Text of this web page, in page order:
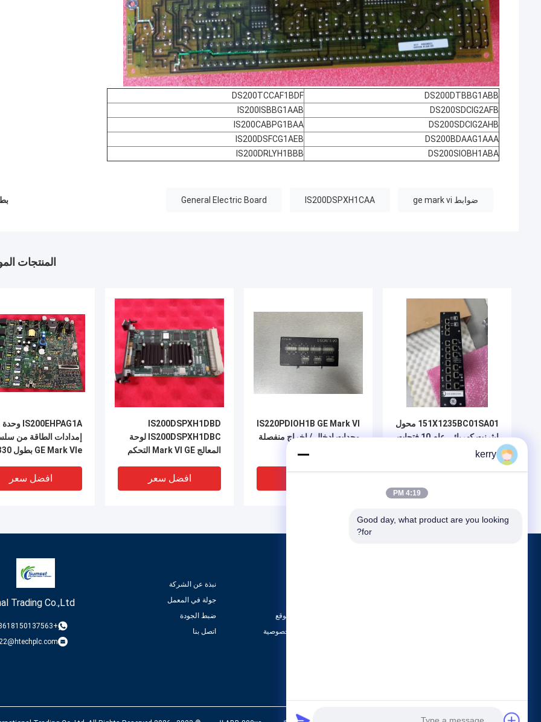
DS200DTBBG1ABB
DS200TCCAF1BDF
DS200SDCIG2AFB
IS200ISBBG1AAB
DS200SDCIG2AHB
IS200CABPG1BAA
DS200BDAAG1AAA
IS200DSFCG1AEB
DS200SIOBH1ABA
IS200DRLYH1BBB
ضوابط ge mark vi IS200DSPXH1CAA
General Electric Board
المنتجات
IS200EHPAG1A وحدة
إمدادات الطاقة من
الطاقة الهيدروليكية
افضل سعر
IS200DSPXH1DBD
IS200DSPXH1DBC لوحة
المعالج Mark VI GE التحكم
افضل سعر
IS220PDIOH1B GE Mark VI
وحدات إدخال / إخراج منفصلة
151X1235BC01SA01 محول
إيثرنت كهربائي عام 10 فتحات
GE Mark VI
VIDEO
Trading Co.,Ltd
+8618150137563
نبذة عن الشركة
جولة في المعمل
ضبط الجودة
اتصل بنا
خريطة الموقع
سياسة الخصوصية
kerry
4:19 PM
Good day, what product are you looking
for?